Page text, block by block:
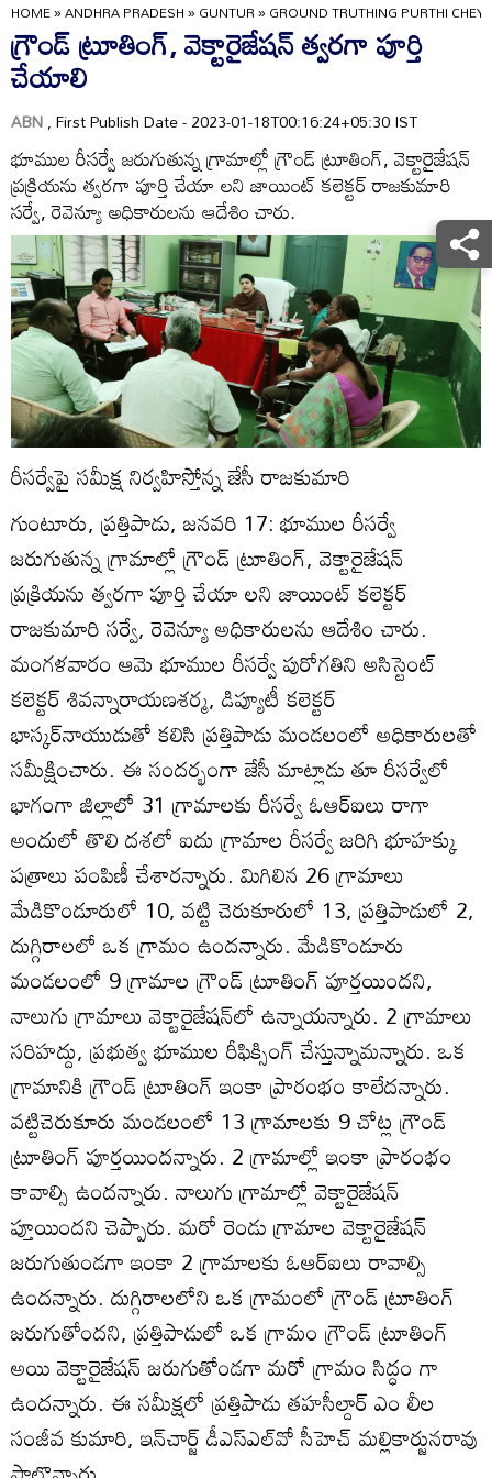
HOME»ANDHRA PRADESH»GUNTUR»GROUND TRUTHING PURTHI
గ్రౌండ్‌ ట్రూతింగ్‌, వెక్టారైజేషన్‌ త్వరగా పూర్తి
చేయాలి
ABN, First Publish Date - 2023-01-18T00:16:24+05:30 IST
భూముల రీసర్వే జరుగుతున్న గ్రామాల్లో గ్రౌండ్‌ ట్రూతింగ్‌, వెక్టారైజేషన్‌
ప్రక్రియను త్వరగా పూర్తి చేయా లని జాయింట్‌ కలెక్టర్‌ రాజకుమారి
సర్వే, రెవెన్యూ అధికారులను ఆదేశిం చారు.
రీసర్వేపై సమీక్ష నిర్వహిస్తోన్న జేసీ రాజకుమారి
గుంటూరు, ప్రత్తిపాడు, జనవరి 17: భూముల రీసర్వే
జరుగుతున్న గ్రామాల్లో గ్రౌండ్‌ ట్రూతింగ్‌, వెక్టారైజేషన్‌
ప్రక్రియను త్వరగా పూర్తి చేయా లని జాయింట్‌ కలెక్టర్‌
రాజకుమారి సర్వే, రెవెన్యూ అధికారులను ఆదేశిం చారు.
మంగళవారం ఆమె భూముల రీసర్వే పురోగతిని అసిస్టెంట్‌
కలెక్టర్‌ శివన్నారాయణశర్మ, డిప్యూటీ కలెక్టర్‌
భాస్కర్‌నాయుడుతో కలిసి ప్రత్తిపాడు మండలంలో అధికారులతో
సమీక్షించారు. ఈ సందర్భంగా జేసీ మాట్లాడు తూ రీసర్వేలో
భాగంగా జిల్లాలో 31 గ్రామాలకు రీసర్వే ఓఆర్‌ఐలు రాగా
అందులో తొలి దశలో ఐదు గ్రామాల రీసర్వే జరిగి భూహక్కు
పత్రాలు పంపిణీ చేశారన్నారు. మిగిలిన 26 గ్రామాలు
మేడికొండూరులో 10, వట్టి చెరుకూరులో 13, ప్రత్తిపాడులో 2,
దుగ్గిరాలలో ఒక గ్రామం ఉందన్నారు. మేడికొండూరు
మండలంలో 9 గ్రామాల గ్రౌండ్‌ ట్రూతింగ్‌ పూర్తయిందని,
నాలుగు గ్రామాలు వెక్టారైజేషన్‌లో ఉన్నాయన్నారు. 2 గ్రామాలు
సరిహద్దు, ప్రభుత్వ భూముల రీఫిక్సింగ్‌ చేస్తున్నామన్నారు. ఒక
గ్రామానికి గ్రౌండ్‌ ట్రూతింగ్‌ ఇంకా ప్రారంభం కాలేదన్నారు.
వట్టిచెరుకూరు మండలంలో 13 గ్రామాలకు 9 చోట్ల గ్రౌండ్‌
ట్రూతింగ్‌ పూర్తయిందన్నారు. 2 గ్రామాల్లో ఇంకా ప్రారంభం
కావాల్సి ఉందన్నారు. నాలుగు గ్రామాల్లో వెక్టారైజేషన్‌
ప్తూయిందని చెప్పారు. మరో రెండు గ్రామాల వెక్టారైజేషన్‌
జరుగుతుండగా ఇంకా 2 గ్రామాలకు ఓఆర్‌ఐలు రావాల్సి
ఉందన్నారు. దుగ్గిరాలలోని ఒక గ్రామంలో గ్రౌండ్‌ ట్రూతింగ్‌
జరుగుతోందని, ప్రత్తిపాడులో ఒక గ్రామం గ్రౌండ్‌ ట్రూతింగ్‌
అయి వెక్టారైజేషన్‌ జరుగుతోండగా మరో గ్రామం సిద్ధం గా
ఉందన్నారు. ఈ సమీక్షలో ప్రత్తిపాడు తహసీల్దార్‌ ఎం లీల
సంజీవ కుమారి, ఇన్‌చార్జ్‌ డీఎస్‌ఎల్‌వో సీహెచ్‌ మల్లికార్జునరావు